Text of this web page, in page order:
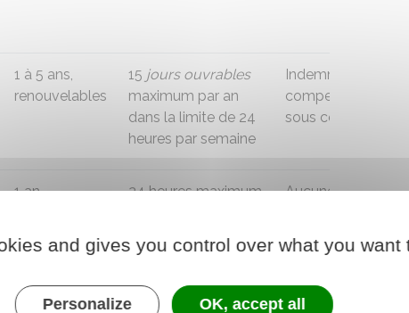
1 à 5 ans,
renouvelables
15 jours ouvrables
maximum par an
dans la limite de 24
heures par semaine
Indemnité
compensatrice,
sous conditions
1 an
24 heures maximum
récurrentes ou plus
ponctuelles
Aucune
and gives you control over what you want
Personalize OK, accept all